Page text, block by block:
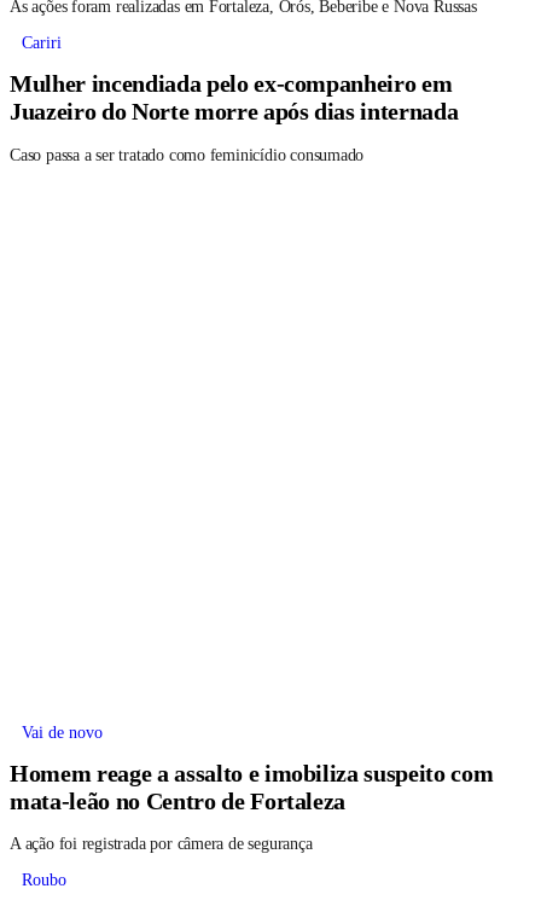
As ações foram realizadas em Fortaleza, Orós, Beberibe e Nova Russas
Cariri
Mulher incendiada pelo ex-companheiro em
Juazeiro do Norte morre após dias internada
Caso passa a ser tratado como feminicídio consumado
Vai de novo
Homem reage a assalto e imobiliza suspeito com
mata-leão no Centro de Fortaleza
A ação foi registrada por câmera de segurança
Roubo